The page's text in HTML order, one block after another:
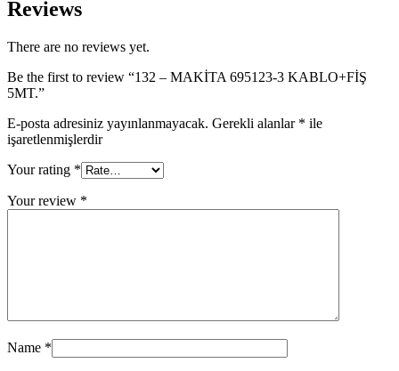
Reviews
There are no reviews yet.
Be the first to review “132 – MAKİTA 695123-3 KABLO+FİŞ
5MT.”
E-posta adresiniz yayınlanmayacak. Gerekli alanlar * ile
işaretlenmişlerdir
Your rating *
Your review *
Name *